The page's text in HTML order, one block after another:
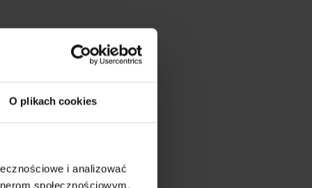
O plikach cookies
i analizować
społecznościowym,